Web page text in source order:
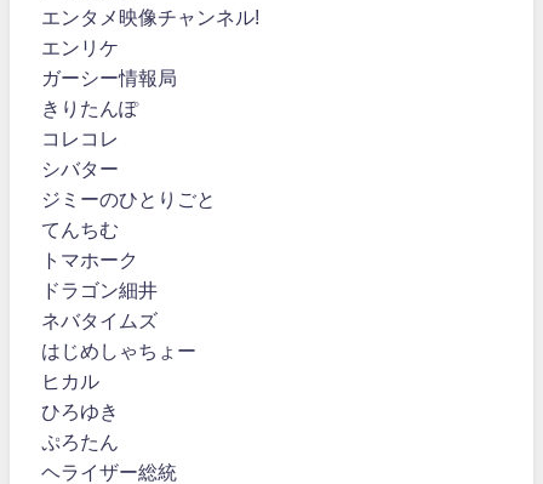
エンタメ映像チャンネル!
エンリケ
ガーシー情報局
きりたんぽ
コレコレ
シバター
ジミーのひとりごと
てんちむ
トマホーク
ドラゴン細井
ネバタイムズ
はじめしゃちょー
ヒカル
ひろゆき
ぷろたん
ヘライザー総統